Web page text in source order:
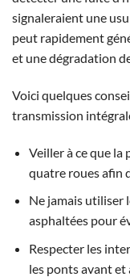
signaleraient une
peut rapidement
et une dégradation
Voici quelques
transmission
Veiller à ce que la
quatre roues afin
Ne jamais utiliser
asphaltées pour
Respecter les
les ponts avant et